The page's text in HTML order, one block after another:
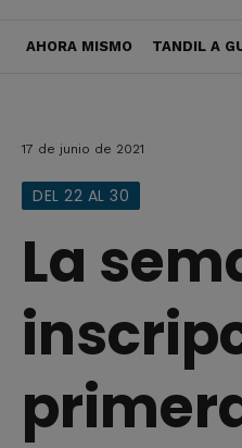
AHORA MISMO TANDIL A
17 de junio de 2021
DEL 22 AL 30
La